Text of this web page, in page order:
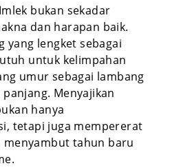
bukan sekadar
dan harapan baik.
yang lengket sebagai
untuk kelimpahan
umur sebagai lambang
Menyajikan
hanya
tetapi juga mempererat
tahun baru